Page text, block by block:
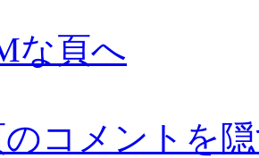
な頁へ
コメントを